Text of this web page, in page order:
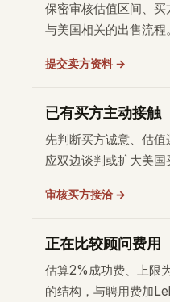
保密审核估值区间、
与美国相关的出售流程。
提交卖方资料 →
已有买方主动接触
先判断买方诚意、估
应双边谈判或扩大美国
审核买方接洽 →
正在比较顾问费用
估算2%成功费、上限
的结构，与聘用费加